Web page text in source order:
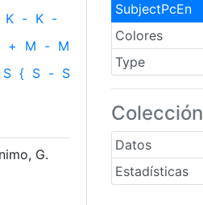
SubjectPcEn
Colores
Type
Colección
Datos
Estadísticas
K - K -
+ M - M
S { S - S
G.